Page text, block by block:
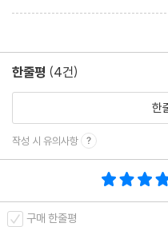
한줄평 (4건)
한
작성 시 유의사항
구매 한줄평